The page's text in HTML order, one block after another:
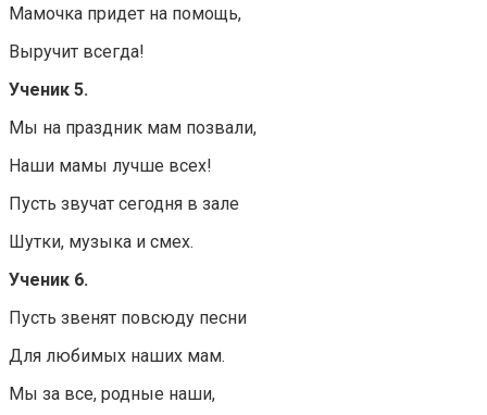
Мамочка придет на помощь,
Выручит всегда!
Ученик 5.
Мы на праздник мам позвали,
Наши мамы лучше всех!
Пусть звучат сегодня в зале
Шутки, музыка и смех.
Ученик 6.
Пусть звенят повсюду песни
Для любимых наших мам.
Мы за все, родные наши,